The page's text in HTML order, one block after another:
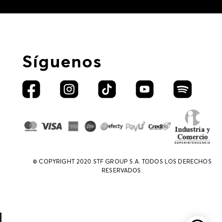
Síguenos
© COPYRIGHT 2020 STF GROUP S.A. TODOS LOS DERECHOS
RESERVADOS.